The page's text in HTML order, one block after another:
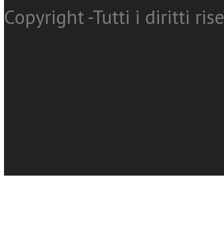
Copyright -Tutti i diritti